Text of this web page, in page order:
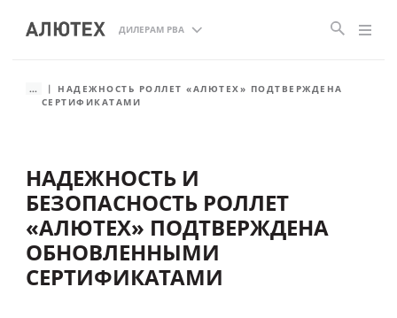
ДИЛЕРАМ РВА
...
НАДЕЖНОСТЬ РОЛЛЕТ «АЛЮТЕХ» ПОДТВЕРЖДЕНА
СЕРТИФИКАТАМИ
НАДЕЖНОСТЬ И
БЕЗОПАСНОСТЬ РОЛЛЕТ
«АЛЮТЕХ» ПОДТВЕРЖДЕНА
ОБНОВЛЕННЫМИ
СЕРТИФИКАТАМИ